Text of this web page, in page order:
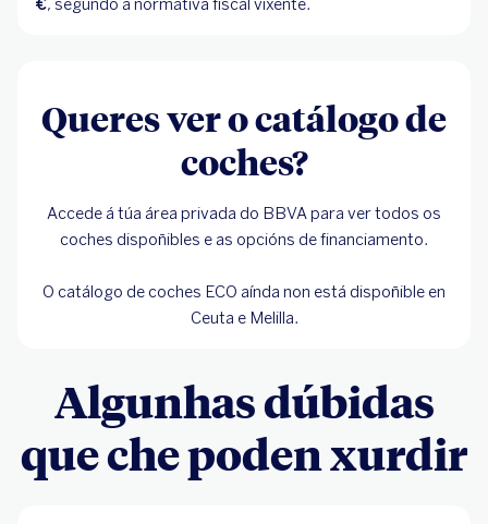
€, segundo a normativa fiscal vixente.
Queres ver o catálogo de
coches?
Accede á túa área privada do BBVA para ver todos os
coches dispoñibles e as opcións de financiamento.
O catálogo de coches ECO aínda non está dispoñible en
Ceuta e Melilla.
Algunhas dúbidas
que che poden xurdir